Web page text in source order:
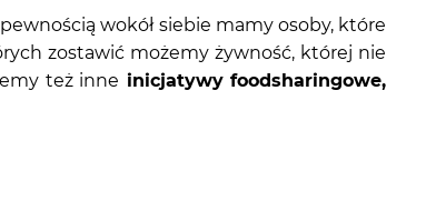
wokół siebie mamy osoby, które
zostawić możemy żywność, której nie
też inne inicjatywy foodsharingowe,